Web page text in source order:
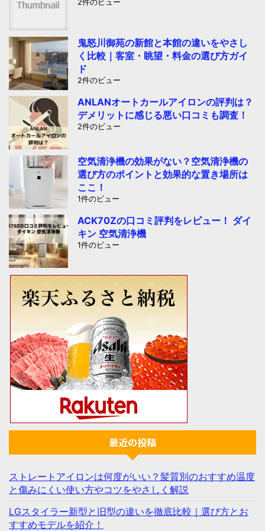
2件のビュー
鬼怒川御苑の新館と本館の違いをやさし
く比較｜客室・眺望・料金の選び方ガイ
ド
2件のビュー
ANLANオートカールアイロンの評判は？
デメリットに感じる悪い口コミも調査！
2件のビュー
空気清浄機の効果がない？空気清浄機の
選び方のポイントと効果的な置き場所は
ここ！
1件のビュー
ACK70Zの口コミ評判をレビュー！ ダイ
キン 空気清浄機
1件のビュー
最近の投稿
ストレートアイロンは何度がいい？髪質別のおすすめ温度
と傷みにくい使い方やコツをやさしく解説
LGスタイラー新型と旧型の違いを徹底比較｜選び方とお
すすめモデルを紹介！